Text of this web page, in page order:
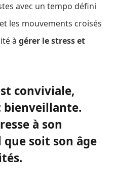
avec un tempo défini
et les mouvements croisés
à gérer le stress et
conviviale,
bienveillante.
à son
soit son âge